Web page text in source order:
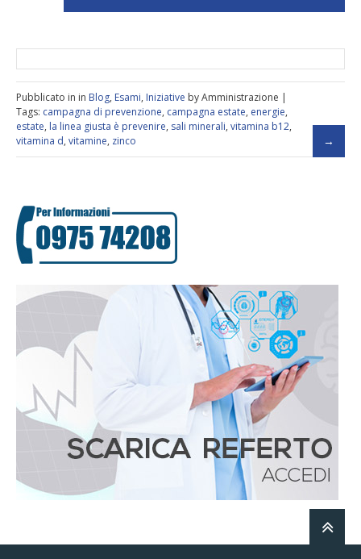
Pubblicato in in Blog, Esami, Iniziative by Amministrazione |
Tags: campagna di prevenzione, campagna estate, energie,
estate, la linea giusta è prevenire, sali minerali, vitamina b12,
vitamina d, vitamine, zinco